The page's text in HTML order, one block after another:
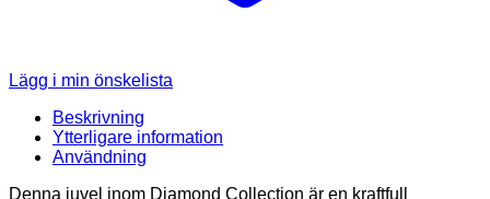
Lägg i min önskelista
Beskrivning
Ytterligare information
Användning
Denna juvel inom Diamond Collection är en kraftfull